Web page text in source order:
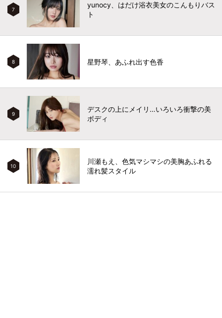
7
yunocy、はだけ浴衣美女のこんもりバス
ト
8 星野琴、あふれ出す色香
9
デスクの上にメイリ…いろいろ衝撃の美
ボディ
10
川瀬もえ、色気マシマシの美胸あふれる
濡れ髪スタイル